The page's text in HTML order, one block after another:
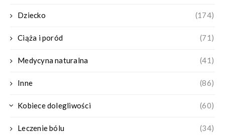
Dziecko (174)
Ciąża i poród (71)
Medycyna naturalna (41)
Inne (86)
Kobiece dolegliwości (60)
Leczenie bólu (34)